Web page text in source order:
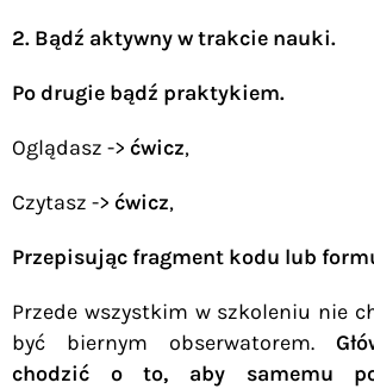
2. Bądź aktywny w trakcie nauki.
Po drugie bądź praktykiem.
Oglądasz -> ćwicz,
Czytasz -> ćwicz,
Przepisując fragment kodu lub
Przede wszystkim w szkoleniu nie
być biernym obserwatorem.
chodzić o to, aby samemu